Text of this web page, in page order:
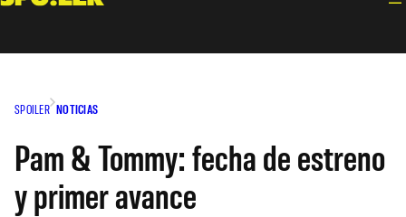
SPOILER NOTICIAS
Pam & Tommy: fecha de estreno
y primer avance